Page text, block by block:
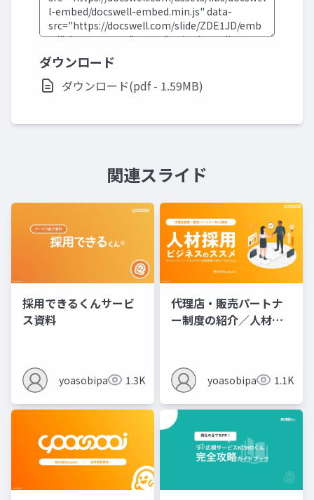
ダウンロード
ダウンロード(pdf - 1.59MB)
関連スライド
採用できるくんサービ
ス資料
yoasobipartner1.3K
代理店・販売パートナ
ー制度の紹介／人材採
yoasobipartner1.1K